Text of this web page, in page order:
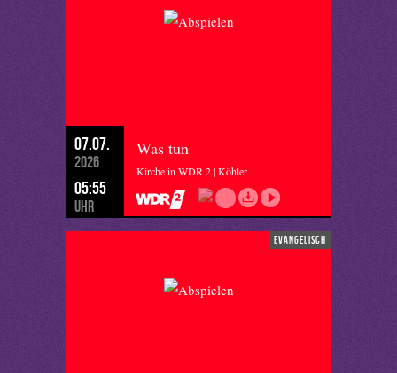
07.07.
2026
05:55
Uhr
Was tun
Kirche in WDR 2 | Köhler
evangelisch